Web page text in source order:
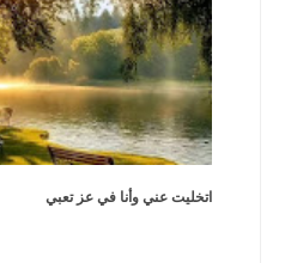
اتخليت عني وأنا في عز تعبي